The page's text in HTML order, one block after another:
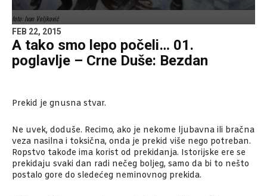
foto: Ivan Veljković
FEB 22, 2015
A tako smo lepo počeli… 01.
poglavlje – Crne Duše: Bezdan
Prekid je gnusna stvar.
Ne uvek, doduše. Recimo, ako je nekome ljubavna ili bračna
veza nasilna i toksična, onda je prekid više nego potreban.
Ropstvo takođe ima korist od prekidanja. Istorijske ere se
prekidaju svaki dan radi nečeg boljeg, samo da bi to nešto
postalo gore do sledećeg neminovnog prekida.